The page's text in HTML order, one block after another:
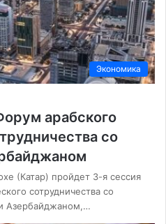
Экономика
арабского
со
(Катар) пройдет 3-я сессия
сотрудничества со
Азербайджаном,…